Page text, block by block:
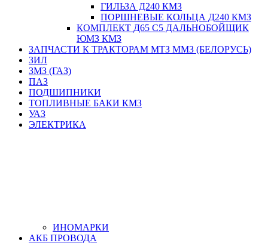
ГИЛЬЗА Д240 КМЗ
ПОРШНЕВЫЕ КОЛЬЦА Д240 КМЗ
КОМПЛЕКТ Д65 С5 ДАЛЬНОБОЙЩИК
ЮМЗ КМЗ
ЗАПЧАСТИ К ТРАКТОРАМ МТЗ ММЗ (БЕЛОРУСЬ)
ЗИЛ
ЗМЗ (ГАЗ)
ПАЗ
ПОДШИПНИКИ
ТОПЛИВНЫЕ БАКИ КМЗ
УАЗ
ЭЛЕКТРИКА
ИНОМАРКИ
АКБ ПРОВОДА